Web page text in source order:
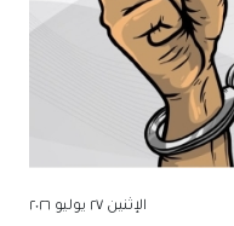
الإثنين ٢٧ يوليو ٢٠٢٦